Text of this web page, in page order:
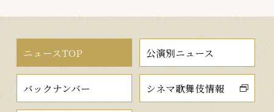
ニュースTOP 公演別ニュース
バックナンバー シネマ歌舞伎情報